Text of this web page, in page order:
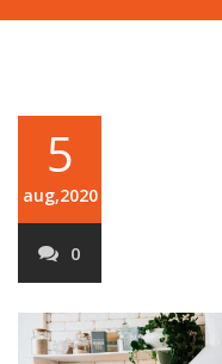
5
aug,2020
0